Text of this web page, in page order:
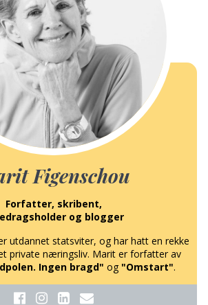
Figenschou
Forfatter, skribent,
og blogger
utdannet statsviter, og har hatt en rekke
private næringsliv. Marit er forfatter av
Ingen bragd" og "Omstart".